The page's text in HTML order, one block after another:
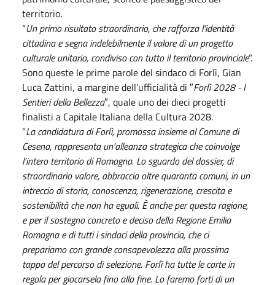
territorio.
“Un primo risultato straordinario, che rafforza l’identità
cittadina e segna indelebilmente il valore di un progetto
culturale unitario, condiviso con tutto il territorio provinciale”.
Sono queste le prime parole del sindaco di Forlì, Gian
Luca Zattini, a margine dell’ufficialità di ″Forlì 2028 - I
Sentieri della Bellezza″, quale uno dei dieci progetti
finalisti a Capitale Italiana della Cultura 2028.
“La candidatura di Forlì, promossa insieme al Comune di
Cesena, rappresenta un’alleanza strategica che coinvolge
l’intero territorio di Romagna. Lo sguardo del dossier, di
straordinario valore, abbraccia oltre quaranta comuni, in un
intreccio di storia, conoscenza, rigenerazione, crescita e
sostenibilità che non ha eguali. È anche per questa ragione,
e per il sostegno concreto e deciso della Regione Emilia
Romagna e di tutti i sindaci della provincia, che ci
prepariamo con grande consapevolezza alla prossima
tappa del percorso di selezione. Forlì ha tutte le carte in
regola per giocarsela fino alla fine. Lo faremo forti di un